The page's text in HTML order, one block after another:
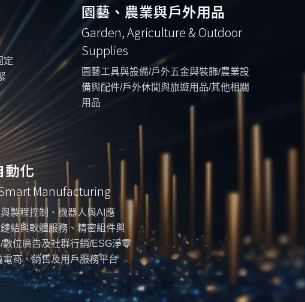
定
園藝、農業與戶外用品
Garden, Agriculture & Outdoor
Supplies
園藝工具與設備/戶外五金與裝飾/農業設
備與配件/戶外休閒與旅遊用品/其他相關
用品
動化
Manufacturing
製程控制、機器人與AI應
結與軟體服務、精密組件與
數位廣告及社群行銷/ESG淨零
電商、銷售及用戶服務平台